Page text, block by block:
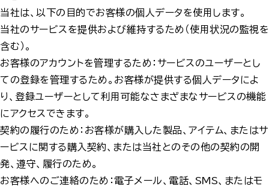
当社は、以下の目的でお客様の個人データを使用します。
当社のサービスを提供および維持するため（使用状況の監視を
含む）。
お客様のアカウントを管理するため：サービスのユーザーとし
ての登録を管理するため。お客様が提供する個人データによ
り、登録ユーザーとして利用可能なさまざまなサービスの機能
にアクセスできます。
契約の履行のため：お客様が購入した製品、アイテム、またはサ
ービスに関する購入契約、または当社とのその他の契約の開
発、遵守、履行のため。
お客様へのご連絡のため：電子メール、電話、SMS、またはモ